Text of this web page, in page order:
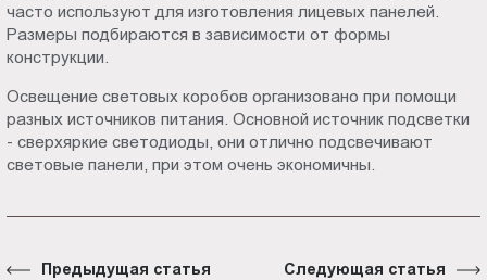
часто используют для изготовления лицевых панелей.
Размеры подбираются в зависимости от формы
конструкции.
Освещение световых коробов организовано при помощи
разных источников питания. Основной источник подсветки
- сверхяркие светодиоды, они отлично подсвечивают
световые панели, при этом очень экономичны.
Предыдущая статья Следующая статья